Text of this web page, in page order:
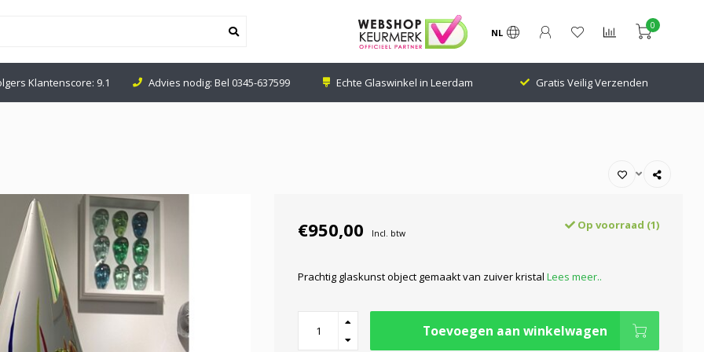
NL
0
nodig: Bel0345-637599 Echte Glaswinkel in Leerdam Gratis Veilig Verzenden 24.000 Volgers Klantenscore: 9.1
€950,00 Incl. btw
Op voorraad (1)
Prachtig glaskunst object gemaakt van zuiver kristal Lees meer..
Toevoegen aan winkelwagen